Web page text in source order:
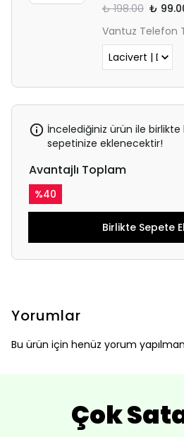
₺ 198.00 ₺
Vantuz Telefon
İncelediğiniz ürün ile
sepetinize eklenecektir!
Avantajlı Toplam
%40
Birlikte Sepete
Yorumlar
Bu ürün için henüz yorum
Çok